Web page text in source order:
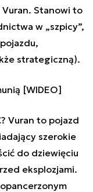
Stanowi to
w „szpicy”,
strategiczną).
[WIDEO]
Vuran to pojazd
szerokie
do dziewięciu
eksplozjami.